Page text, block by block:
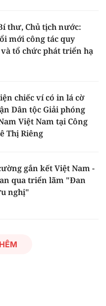
thư, Chủ tịch nước:
mới công tác quy
tổ chức phát triển hạ
chiếc ví có in lá cờ
Dân tộc Giải phóng
Việt Nam tại Công
Thị Riêng
gắn kết Việt Nam -
qua triển lãm "Đan
nghị"